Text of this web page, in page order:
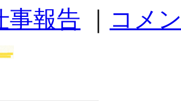
事報告 コメ